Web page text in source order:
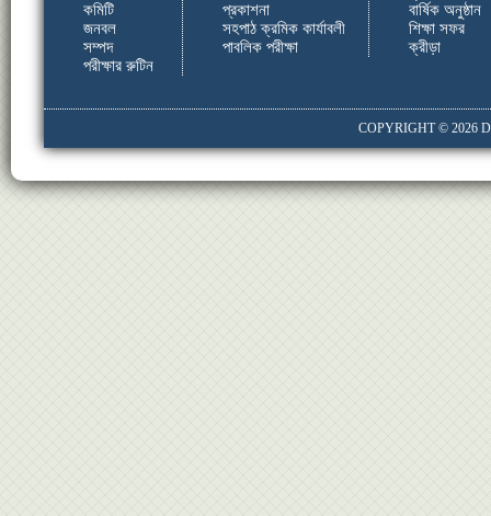
কমিটি
জনবল
সম্পদ
পরীক্ষার রুটিন
প্রকাশনা
সহপাঠ ক্রমিক কার্যাবলী
পাবলিক পরীক্ষা
বার্ষিক অনুষ্ঠান
শিক্ষা সফর
ক্রীড়া
COPYRIGHT © 2026